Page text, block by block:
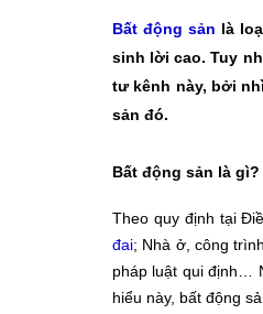
Bất động sản là
sinh lời cao. Tuy
tư kênh này, bởi
sản đó.
Bất động sản là gì?
Theo quy định tại
đai; Nhà ở, công
pháp luật qui định…
hiểu này, bất động